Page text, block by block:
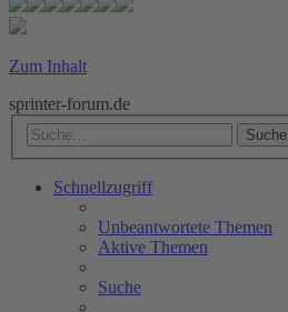
Zum Inhalt
sprinter-forum.de
Suche
Schnellzugriff
Unbeantwortete Themen
Aktive Themen
Suche